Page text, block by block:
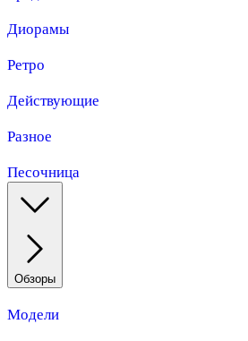
Диорамы
Ретро
Действующие
Разное
Песочница
Обзоры
Модели